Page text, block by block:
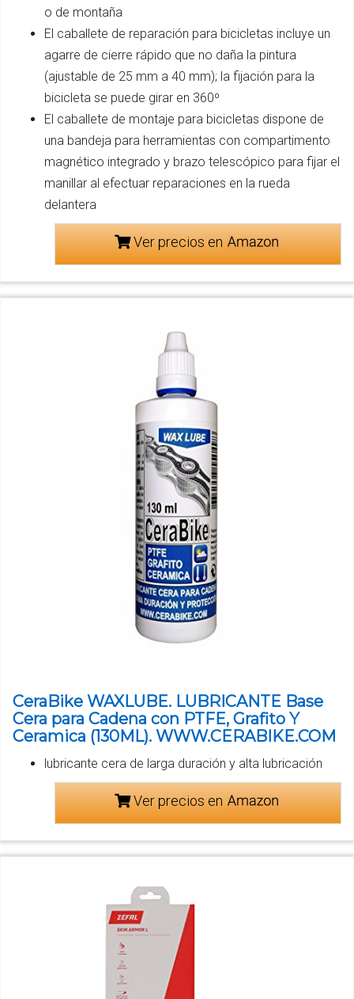
o de montaña
El caballete de reparación para bicicletas incluye un
agarre de cierre rápido que no daña la pintura
(ajustable de 25 mm a 40 mm); la fijación para la
bicicleta se puede girar en 360º
El caballete de montaje para bicicletas dispone de
una bandeja para herramientas con compartimento
magnético integrado y brazo telescópico para fijar el
manillar al efectuar reparaciones en la rueda
delantera
Ver precios en
CeraBike WAXLUBE. LUBRICANTE Base
Cera para Cadena con PTFE, Grafito Y
Ceramica (130ML). WWW.CERABIKE.COM
lubricante cera de larga duración y alta lubricación
Ver precios en